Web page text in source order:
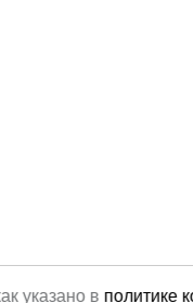
указано в политике